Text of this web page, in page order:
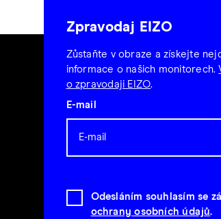
Zpravodaj EIZO
Zůstaňte v obraze a získejte
informace o našich monitorech.
o zpravodaji EIZO.
E-mail
Odesláním souhlasím se
ochrany osobních údajů.